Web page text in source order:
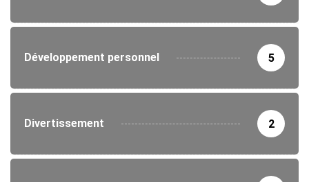
Développement personnel 5
Divertissement 2